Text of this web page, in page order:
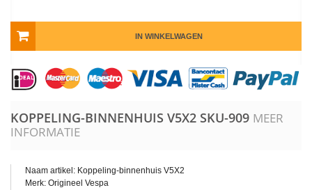
IN WINKELWAGEN
KOPPELING-BINNENHUIS V5X2 SKU-909 MEER
INFORMATIE
Naam artikel: Koppeling-binnenhuis V5X2
Merk: Origineel Vespa